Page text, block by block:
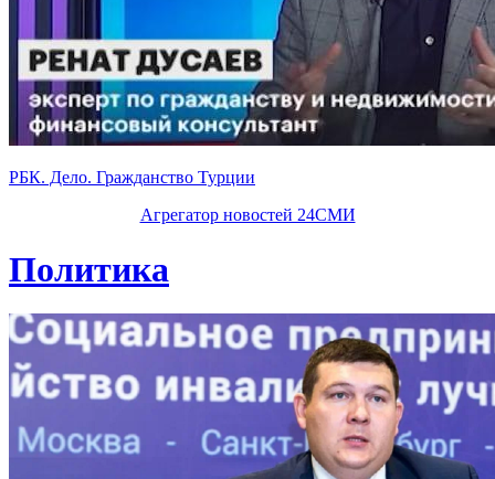
РБК. Дело. Гражданство Турции
Агрегатор новостей 24СМИ
Политика